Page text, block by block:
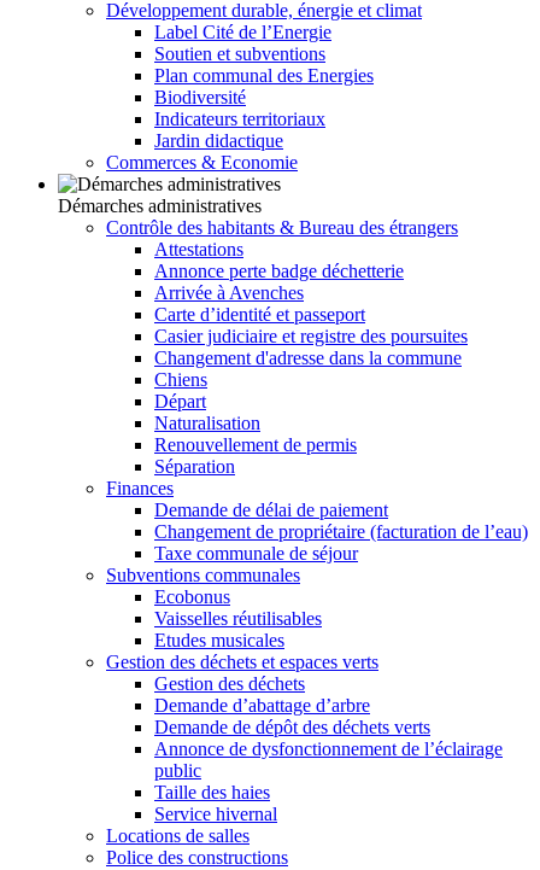
Développement durable, énergie et climat
Label Cité de l’Energie
Soutien et subventions
Plan communal des Energies
Biodiversité
Indicateurs territoriaux
Jardin didactique
Commerces & Economie
Démarches administratives
Contrôle des habitants & Bureau des étrangers
Attestations
Annonce perte badge déchetterie
Arrivée à Avenches
Carte d’identité et passeport
Casier judiciaire et registre des poursuites
Changement d'adresse dans la commune
Chiens
Départ
Naturalisation
Renouvellement de permis
Séparation
Finances
Demande de délai de paiement
Changement de propriétaire (facturation de l’eau)
Taxe communale de séjour
Subventions communales
Ecobonus
Vaisselles réutilisables
Etudes musicales
Gestion des déchets et espaces verts
Gestion des déchets
Demande d’abattage d’arbre
Demande de dépôt des déchets verts
Annonce de dysfonctionnement de l’éclairage
public
Taille des haies
Service hivernal
Locations de salles
Police des constructions